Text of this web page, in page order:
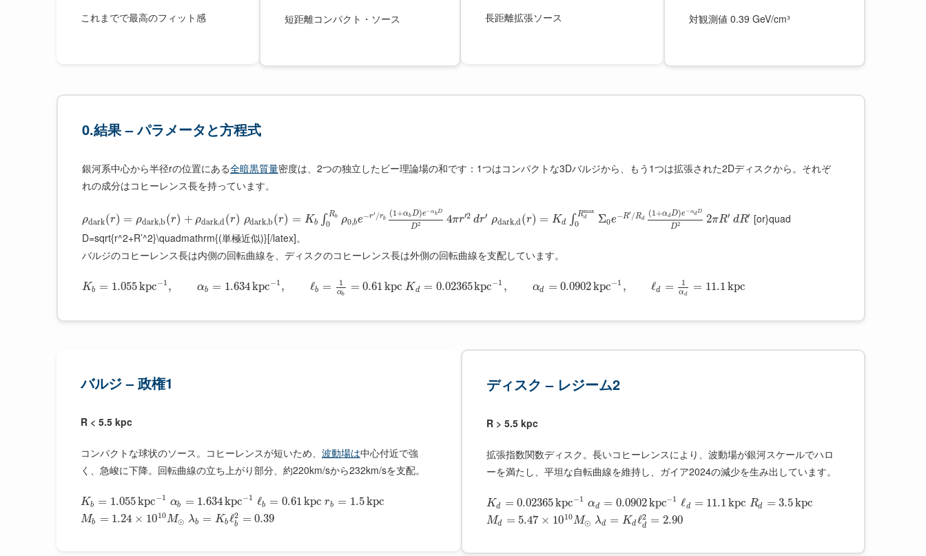
これまでで最高のフィット感 短距離コンパクト・ソース 長距離拡張ソース 対観測値 0.39 GeV/cm³
0.結果 – パラメータと方程式
銀河系中心から半径rの位置にある全暗黒質量密度は、2つの独立したビー理論場の和です：1つはコンパクトな3Dバルジから、もう1つは拡張された2Dディスクから。それぞ
れの成分はコヒーレンス長を持っています。
ρdark(r) = ρdark,b(r) + ρdark,d (r) ρdark,b(r) = Kb ∫ Rb
0 ρ0,be−r′ /rb
(1+αbD)e−αbD
D2 4πr′2 dr′ ρdark,d (r) = Kd ∫ Rmax
d
0 Σ0e−R′ /Rd
(1+αdD)e −αdD
D2 2πR′ dR′ [or}quad
D=sqrt{r^2+R’^2}\quadmathrm{(単極近似)}[/latex]。
バルジのコヒーレンス長は内側の回転曲線を、ディスクのコヒーレンス長は外側の回転曲線を支配しています。
Kb = 1.055kpc−1 , αb = 1.634kpc−1 , ℓb = 1
αb
= 0.61kpc Kd = 0.02365kpc−1 , αd = 0.0902kpc−1 , ℓd = 1
αd
= 11.1kpc
バルジ – 政権1
R < 5.5 kpc
コンパクトな球状のソース。コヒーレンスが短いため、 波動場は中心付近で強
く、急峻に下降。回転曲線の立ち上がり部分、約220km/sから232km/sを支配。
Kb = 1.055kpc−1 αb = 1.634kpc−1 ℓb = 0.61kpc rb = 1.5kpc
Mb = 1.24 × 1010M⊙ λb = Kbℓ2
b = 0.39
ディスク – レジーム2
R > 5.5 kpc
拡張指数関数ディスク。長いコヒーレンスにより、波動場が銀河スケールでハロ
ーを満たし、平坦な自転曲線を維持し、ガイア2024の減少を生み出しています。
Kd = 0.02365kpc−1 αd = 0.0902kpc−1 ℓd = 11.1kpc Rd = 3.5kpc
Md = 5.47 × 1010M⊙ λd = Kdℓ2
d = 2.90